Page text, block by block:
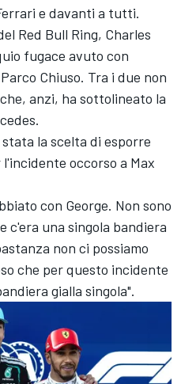
e davanti a tutti.
Red Bull Ring, Charles
fugace avuto con
Chiuso. Tra i due non
anzi, ha sottolineato la
la scelta di esporre
occorso a Max
con George. Non sono
c'era una singola bandiera
non ci possiamo
che per questo incidente
gialla singola".